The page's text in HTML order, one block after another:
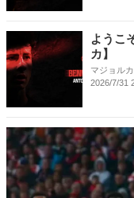
ようこ
カ】
マジョルカ
2026/7/31